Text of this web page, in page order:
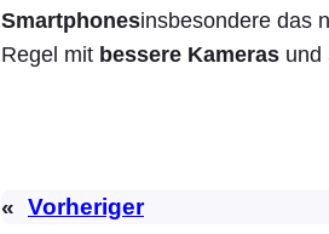
Smartphonesinsbesondere das
Regel mit bessere Kameras und
« Vorheriger